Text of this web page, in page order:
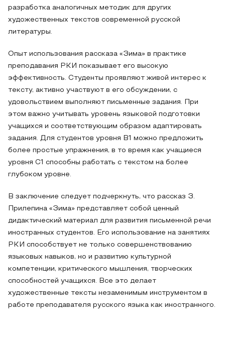
разработка аналогичных методик для других
художественных текстов современной русской
литературы.
Опыт использования рассказа «Зима» в практике
преподавания РКИ показывает его высокую
эффективность. Студенты проявляют живой интерес к
тексту, активно участвуют в его обсуждении, с
удовольствием выполняют письменные задания. При
этом важно учитывать уровень языковой подготовки
учащихся и соответствующим образом адаптировать
задания. Для студентов уровня B1 можно предложить
более простые упражнения, в то время как учащиеся
уровня C1 способны работать с текстом на более
глубоком уровне.
В заключение следует подчеркнуть, что рассказ З.
Прилепина «Зима» представляет собой ценный
дидактический материал для развития письменной речи
иностранных студентов. Его использование на занятиях
РКИ способствует не только совершенствованию
языковых навыков, но и развитию культурной
компетенции, критического мышления, творческих
способностей учащихся. Все это делает
художественные тексты незаменимым инструментом в
работе преподавателя русского языка как иностранного.